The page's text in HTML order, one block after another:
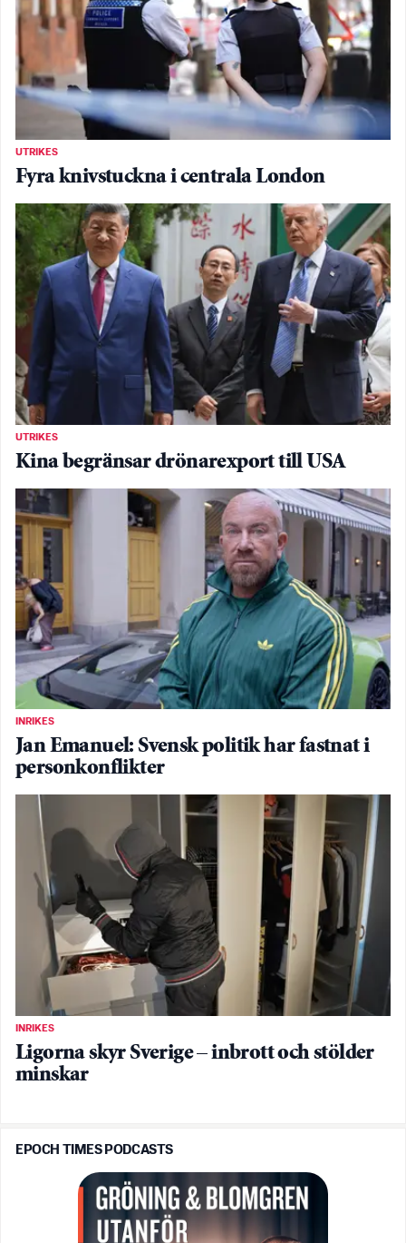
UTRIKES
Fyra knivstuckna i centrala London
UTRIKES
Kina begränsar drönarexport till USA
INRIKES
Jan Emanuel: Svensk politik har fastnat i
personkonflikter
INRIKES
Ligorna skyr Sverige – inbrott och stölder
minskar
EPOCH TIMES PODCASTS